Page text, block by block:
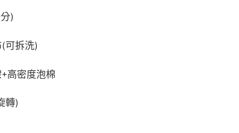
)
可拆洗)
高密度泡棉
轉)